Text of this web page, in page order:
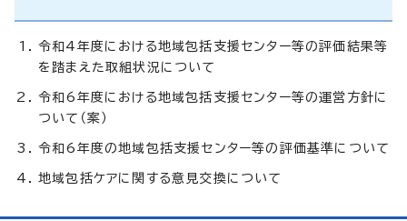
令和4年度における地域包括支援センター等の評価結果等
を踏まえた取組状況について
令和6年度における地域包括支援センター等の運営方針に
ついて（案）
令和6年度の地域包括支援センター等の評価基準について
地域包括ケアに関する意見交換について